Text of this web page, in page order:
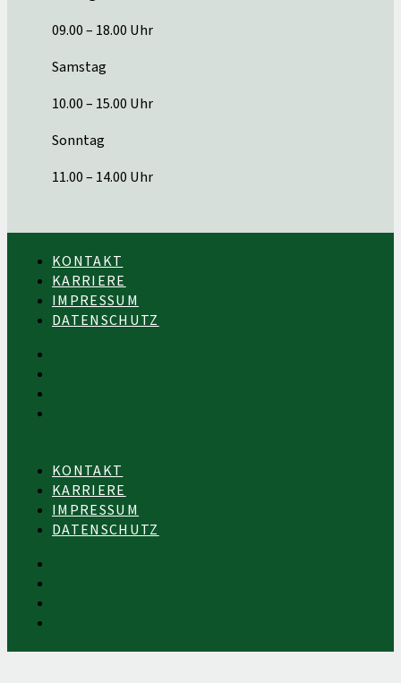
09.00 – 18.00 Uhr
Samstag
10.00 – 15.00 Uhr
Sonntag
11.00 – 14.00 Uhr
KONTAKT
KARRIERE
IMPRESSUM
DATENSCHUTZ
KONTAKT
KARRIERE
IMPRESSUM
DATENSCHUTZ